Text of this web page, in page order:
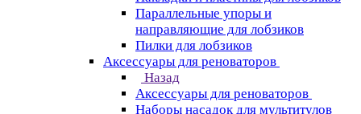
Параллельные упоры и
направляющие для лобзиков
Пилки для лобзиков
Аксессуары для реноваторов
Назад
Аксессуары для реноваторов
Наборы насадок для мультитулов